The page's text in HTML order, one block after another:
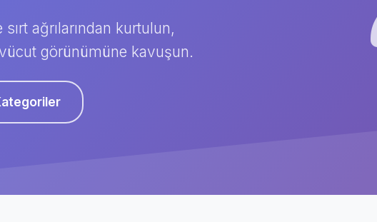
ağrılarından kurtulun,
görünümüne kavuşun.